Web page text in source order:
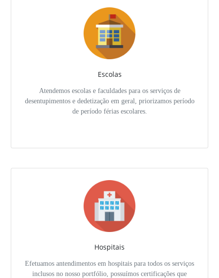
Escolas
Atendemos escolas e faculdades para os serviços de
desentupimentos e dedetização em geral, priorizamos período
de período férias escolares.
Hospitais
Efetuamos antendimentos em hospitais para todos os serviços
inclusos no nosso portfólio, possuímos certificações que